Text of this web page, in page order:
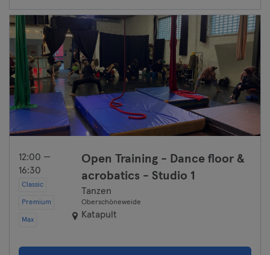
12:00 —
16:30
Classic
Premium
Max
Open Training - Dance floor &
acrobatics - Studio 1
Tanzen
Oberschöneweide
Katapult